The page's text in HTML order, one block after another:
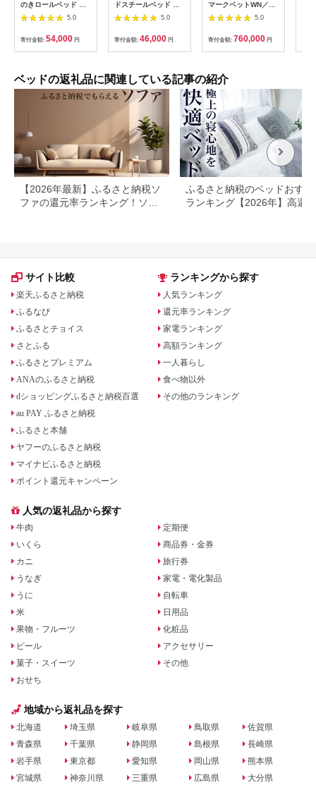
のきロールベッド シ
ングル】 布団・マッ
トレス兼用 ヒノキす
のこマット コンパク
ト収納式 総桧仕様
5.0
寄付金額: 54,000 円
ドスチールベッド 宮
付き SBW02-SD ブラ
ック/ナチュラル
5.0
寄付金額: 46,000 円
マークベットWN／セ
ミダブル【10年保
5.0
寄付金額: 760,000 円
ベッドの返礼品に関連している記事の紹介
【2026年最新】ふるさと納税ソ
ファの還元率ランキング！ソフ
ふるさと納税のベッドおすす
ランキング【2026年】高還元
サイト比較
楽天ふるさと納税
ふるなび
ふるさとチョイス
さとふる
ふるさとプレミアム
ANAのふるさと納税
dショッピングふるさと納税百選
au PAY ふるさと納税
ふるさと本舗
ヤフーのふるさと納税
マイナビふるさと納税
ポイント還元キャンペーン
ランキングから探す
人気ランキング
還元率ランキング
家電ランキング
高額ランキング
一人暮らし
食べ物以外
その他のランキング
人気の返礼品から探す
牛肉
いくら
カニ
うなぎ
うに
米
果物・フルーツ
ビール
菓子・スイーツ
おせち
定期便
商品券・金券
旅行券
家電・電化製品
自転車
日用品
化粧品
アクセサリー
その他
地域から返礼品を探す
北海道
青森県
岩手県
宮城県
埼玉県
千葉県
東京都
神奈川県
岐阜県
静岡県
愛知県
三重県
鳥取県
島根県
岡山県
広島県
佐賀県
長崎県
熊本県
大分県